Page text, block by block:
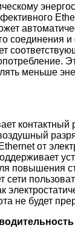
соединения
меньше
контактный
от
повышения
сети
не будет